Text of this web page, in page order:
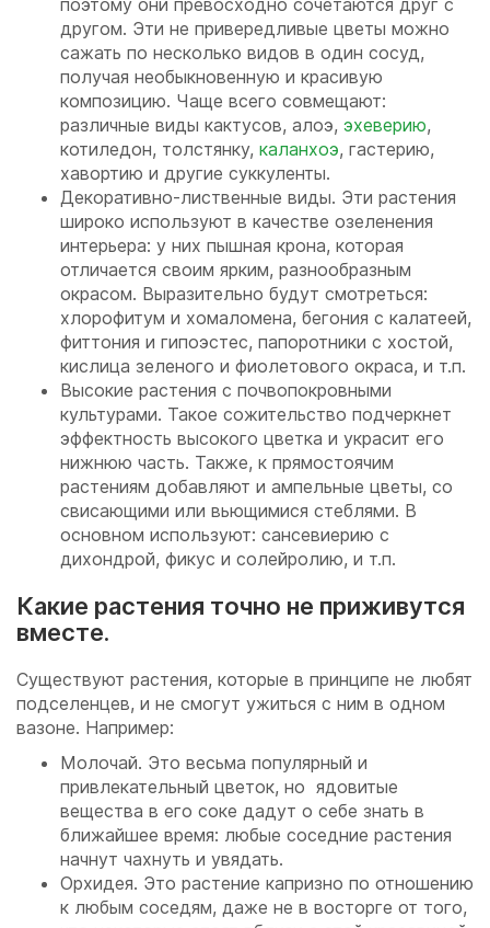
другом. Эти не привередливые цветы можно
сажать по несколько видов в один сосуд,
получая необыкновенную и красивую
композицию. Чаще всего совмещают:
различные виды кактусов, алоэ, эхеверию,
котиледон, толстянку, каланхоэ, гастерию,
хавортию и другие суккуленты.
Декоративно-лиственные виды. Эти растения
широко используют в качестве озеленения
интерьера: у них пышная крона, которая
отличается своим ярким, разнообразным
окрасом. Выразительно будут смотреться:
хлорофитум и хомаломена, бегония с калатеей,
фиттония и гипоэстес, папоротники с хостой,
кислица зеленого и фиолетового окраса, и т.п.
Высокие растения с почвопокровными
культурами. Такое сожительство подчеркнет
эффектность высокого цветка и украсит его
нижнюю часть. Также, к прямостоячим
растениям добавляют и ампельные цветы, со
свисающими или вьющимися стеблями. В
основном используют: сансевиерию с
дихондрой, фикус и солейролию, и т.п.
Какие растения точно не приживутся
вместе.
Существуют растения, которые в принципе не любят
подселенцев, и не смогут ужиться с ним в одном
вазоне. Например:
Молочай. Это весьма популярный и
привлекательный цветок, но ядовитые
вещества в его соке дадут о себе знать в
ближайшее время: любые соседние растения
начнут чахнуть и увядать.
Орхидея. Это растение капризно по отношению
к любым соседям, даже не в восторге от того,